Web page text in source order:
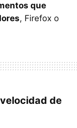
que
, Firefox o
de